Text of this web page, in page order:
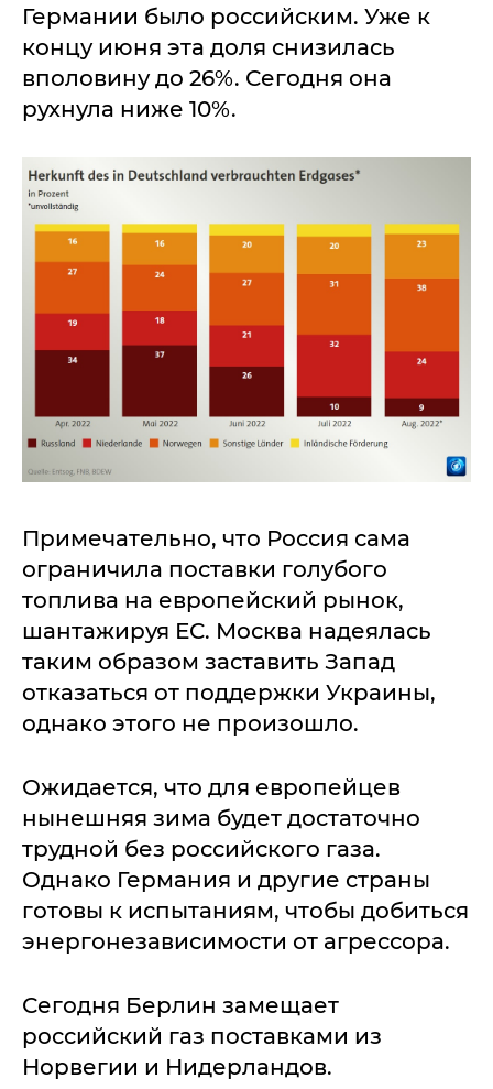
Германии было российским. Уже к
концу июня эта доля снизилась
вполовину до 26%. Сегодня она
рухнула ниже 10%.
Примечательно, что Россия сама
ограничила поставки голубого
топлива на европейский рынок,
шантажируя ЕС. Москва надеялась
таким образом заставить Запад
отказаться от поддержки Украины,
однако этого не произошло.
Ожидается, что для европейцев
нынешняя зима будет достаточно
трудной без российского газа.
Однако Германия и другие страны
готовы к испытаниям, чтобы добиться
энергонезависимости от агрессора.
Сегодня Берлин замещает
российский газ поставками из
Норвегии и Нидерландов.